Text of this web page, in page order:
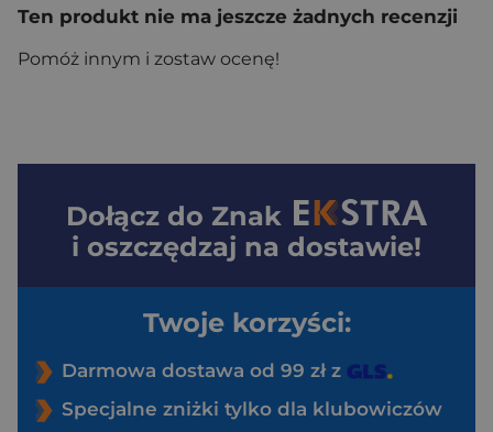
Ten produkt nie ma jeszcze żadnych recenzji
Pomóż innym i zostaw ocenę!
Dołącz do Znak
i oszczędzaj na dostawie!
Twoje korzyści:
Darmowa dostawa od 99 zł z
Specjalne zniżki tylko dla klubowiczów